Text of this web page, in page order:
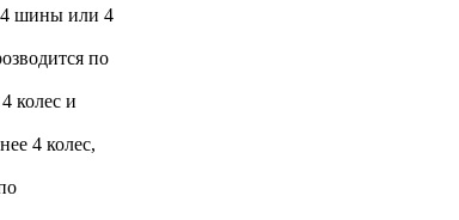
4 шины или 4
по
колес и
4 колес,